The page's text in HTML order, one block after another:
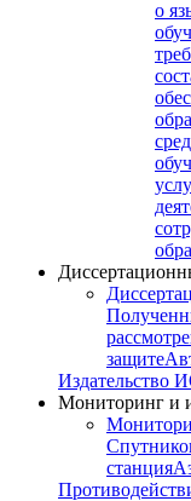
о
защите
Издательство
Мониторинг и
станция